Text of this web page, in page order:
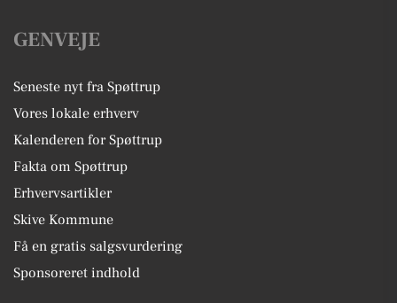
GENVEJE
Seneste nyt fra Spøttrup
Vores lokale erhverv
Kalenderen for Spøttrup
Fakta om Spøttrup
Erhvervsartikler
Skive Kommune
Få en gratis salgsvurdering
Sponsoreret indhold